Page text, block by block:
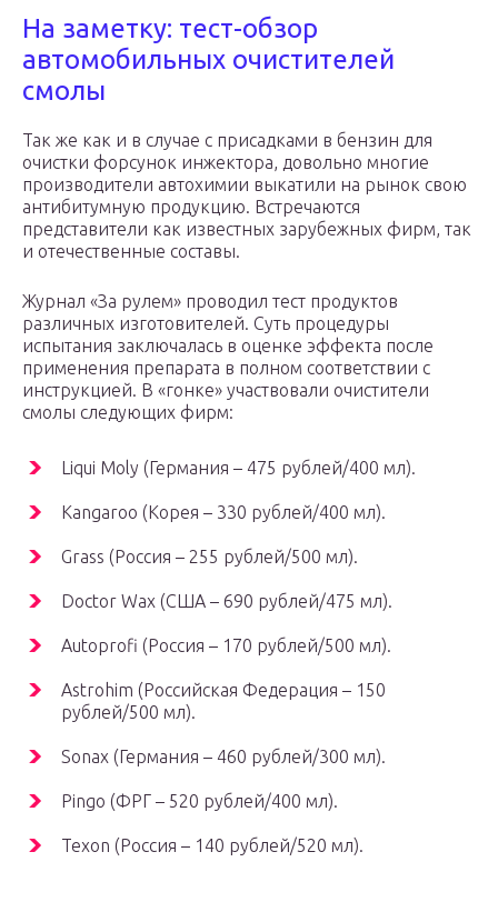
На заметку: тест-обзор
автомобильных очистителей
смолы
Так же как и в случае с присадками в бензин для
очистки форсунок инжектора, довольно многие
производители автохимии выкатили на рынок свою
антибитумную продукцию. Встречаются
представители как известных зарубежных фирм, так
и отечественные составы.
Журнал «За рулем» проводил тест продуктов
различных изготовителей. Суть процедуры
испытания заключалась в оценке эффекта после
применения препарата в полном соответствии с
инструкцией. В «гонке» участвовали очистители
смолы следующих фирм:
Liqui Moly (Германия – 475 рублей/400 мл).
Kangaroo (Корея – 330 рублей/400 мл).
Grass (Россия – 255 рублей/500 мл).
Doctor Wax (США – 690 рублей/475 мл).
Autoprofi (Россия – 170 рублей/500 мл).
Astrohim (Российская Федерация – 150
рублей/500 мл).
Sonax (Германия – 460 рублей/300 мл).
Pingo (ФРГ – 520 рублей/400 мл).
Texon (Россия – 140 рублей/520 мл).